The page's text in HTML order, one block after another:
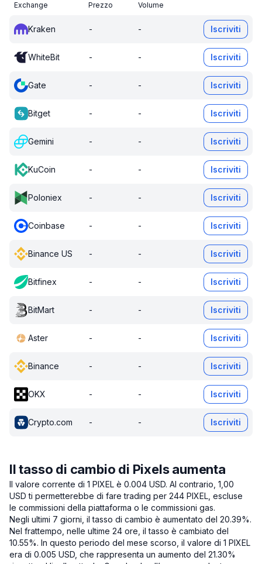
Exchange Prezzo Volume
Kraken - - Iscriviti
WhiteBit - - Iscriviti
Gate - - Iscriviti
Bitget - - Iscriviti
Gemini - - Iscriviti
KuCoin - - Iscriviti
Poloniex - - Iscriviti
Coinbase - - Iscriviti
Binance US - - Iscriviti
Bitfinex - - Iscriviti
BitMart - - Iscriviti
Aster - - Iscriviti
Binance - - Iscriviti
OKX - - Iscriviti
Crypto.com - - Iscriviti
Il tasso di cambio di Pixels aumenta
Il valore corrente di 1 PIXEL è 0.004 USD. Al contrario, 1,00
USD ti permetterebbe di fare trading per 244 PIXEL, escluse
le commissioni della piattaforma o le commissioni gas.
Negli ultimi 7 giorni, il tasso di cambio è aumentato del 20.39%.
Nel frattempo, nelle ultime 24 ore, il tasso è cambiato del
10.55%. In questo periodo del mese scorso, il valore di 1 PIXEL
era di 0.005 USD, che rappresenta un aumento del 21.30%